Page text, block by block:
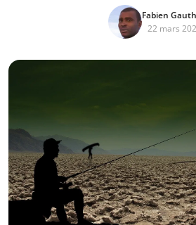
Fabien
22 mars